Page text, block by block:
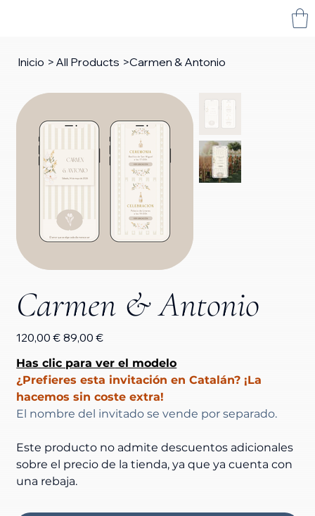
Inicio > All Products >Carmen & Antonio
Carmen & Antonio
Precio
original
120,00 € Precio
de
89,00 €
Has clic para ver el modelo
¿Prefieres esta invitación en Catalán? ¡La
hacemos sin coste extra!
El nombre del invitado se vende por separado.
Este producto no admite descuentos adicionales
sobre el precio de la tienda, ya que ya cuenta con
una rebaja.